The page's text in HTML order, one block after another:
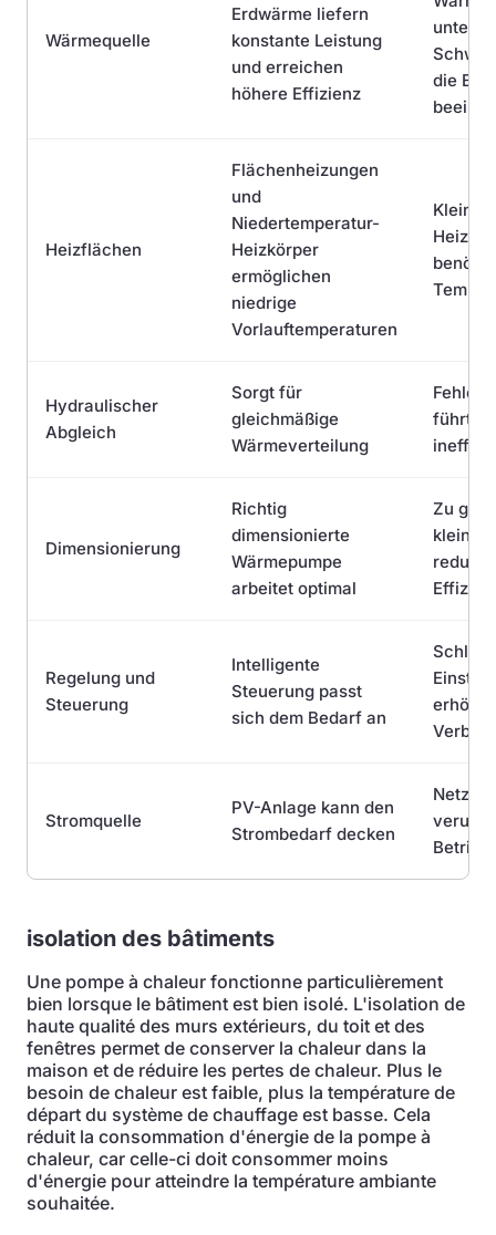
Wärmequelle
Erdwärme liefern
konstante Leistung
und erreichen
höhere Effizienz
die
Heizflächen
Flächenheizungen
und
Niedertemperatur-
Heizkörper
ermöglichen
niedrige
Vorlauftemperaturen
Kleine
Hydraulischer
Abgleich
Sorgt für
gleichmäßige
Wärmeverteilung
führt zu
Dimensionierung
Richtig
dimensionierte
Wärmepumpe
arbeitet optimal
Zu
kleine
Regelung und
Steuerung
Intelligente
Steuerung passt
sich dem Bedarf an
Stromquelle
PV-Anlage kann den
Strombedarf decken
isolation des bâtiments
Une pompe à chaleur fonctionne particulièrement
bien lorsque le bâtiment est bien isolé. L'isolation de
haute qualité des murs extérieurs, du toit et des
fenêtres permet de conserver la chaleur dans la
maison et de réduire les pertes de chaleur. Plus le
besoin de chaleur est faible, plus la température de
départ du système de chauffage est basse. Cela
réduit la consommation d'énergie de la pompe à
chaleur, car celle-ci doit consommer moins
d'énergie pour atteindre la température ambiante
souhaitée.